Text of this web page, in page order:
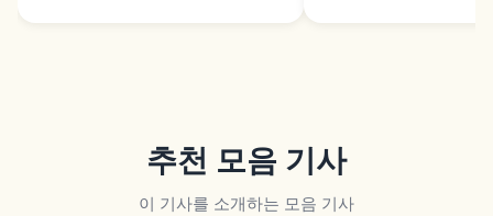
추천 모음 기사
이 기사를 소개하는 모음 기사